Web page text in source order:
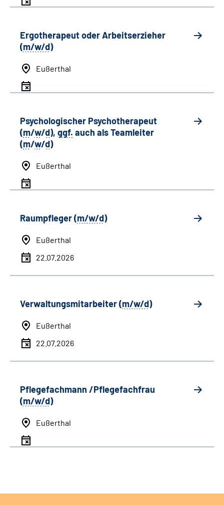
Ergotherapeut oder Arbeitserzieher
(m/w/d)
Eußerthal
Psychologischer Psychotherapeut
(m/w/d), ggf. auch alsTeamleiter
(m/w/d)
Eußerthal
Raumpfleger (m/w/d)
Eußerthal
22.07.2026
Verwaltungsmitarbeiter (m/w/d)
Eußerthal
22.07.2026
Pflegefachmann /Pflegefachfrau
(m/w/d)
Eußerthal